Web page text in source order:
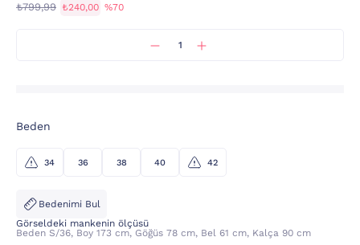
₺799,99 ₺240,00 %70
Beden
34 36 38 40 42
Bedenimi Bul
Görseldeki mankenin ölçüsü
Beden S/36, Boy 173 cm, Göğüs 78 cm, Bel 61 cm, Kalça 90 cm